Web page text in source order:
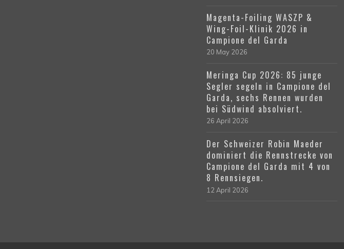
Magenta-Foiling WASZP &
Wing-Foil-Klinik 2026 in
Campione del Garda
20 May 2026
Meringa Cup 2026: 85 junge
Segler segeln in Campione del
Garda, sechs Rennen wurden
bei Südwind absolviert.
26 April 2026
Der Schweizer Robin Maeder
dominiert die Rennstrecke von
Campione del Garda mit 4 von
8 Rennsiegen.
12 April 2026